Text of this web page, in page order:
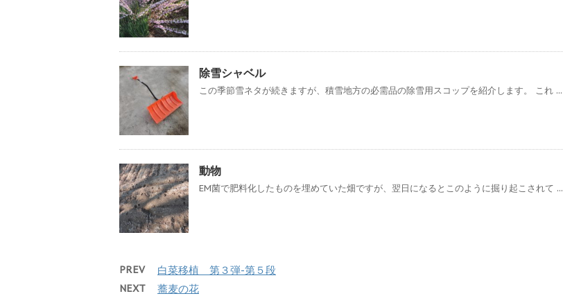
除雪シャベル
この季節雪ネタが続きますが、積雪地方の必需品の除雪用スコップを紹介します。 これ ...
動物
EM菌で肥料化したものを埋めていた畑ですが、翌日になるとこのように掘り起こされて ...
PREV 白菜移植 第３弾-第５段
NEXT 蕎麦の花